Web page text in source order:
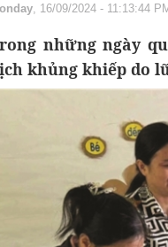
, 16/09/2024 - 11:13:44
những ngày
khủng khiếp do